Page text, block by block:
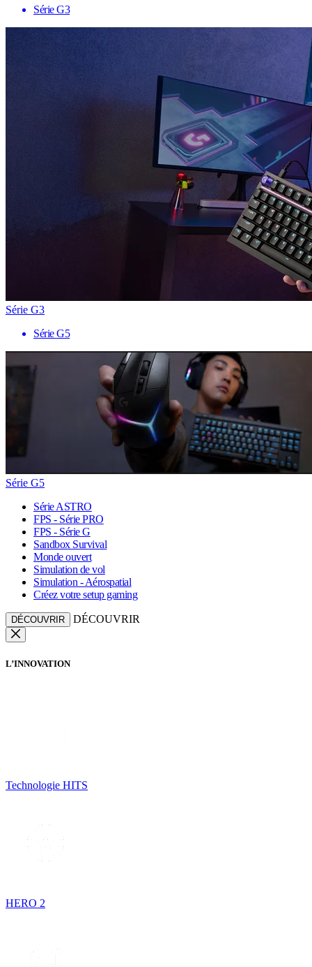
Série G3
Série G3
Série G5
Série G5
Série ASTRO
FPS - Série PRO
FPS - Série G
Sandbox Survival
Monde ouvert
Simulation de vol
Simulation - Aérospatial
Créez votre setup gaming
DÉCOUVRIR DÉCOUVRIR
L’INNOVATION
Technologie HITS
HERO 2